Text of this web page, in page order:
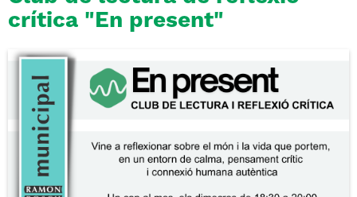
crítica "En present"